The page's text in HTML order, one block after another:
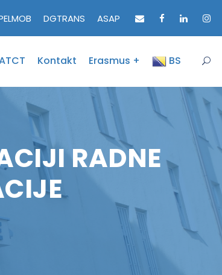
DGTRANS ASAP
Kontakt Erasmus + BS
RADNE